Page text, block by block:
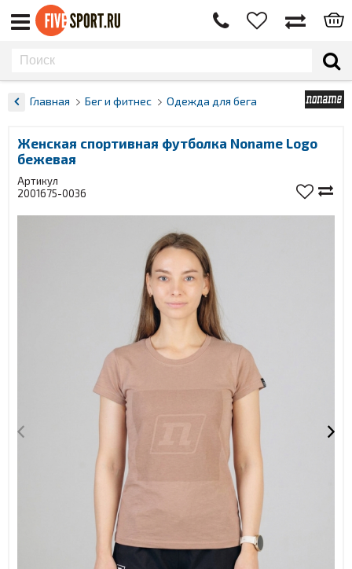
Главная Бег и фитнес Одежда для бега
Женская спортивная футболка Noname Logo
бежевая
Артикул
2001675-0036